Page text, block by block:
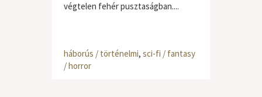
végtelen fehér pusztaságban....
háborús / történelmi, sci-fi / fantasy
/ horror